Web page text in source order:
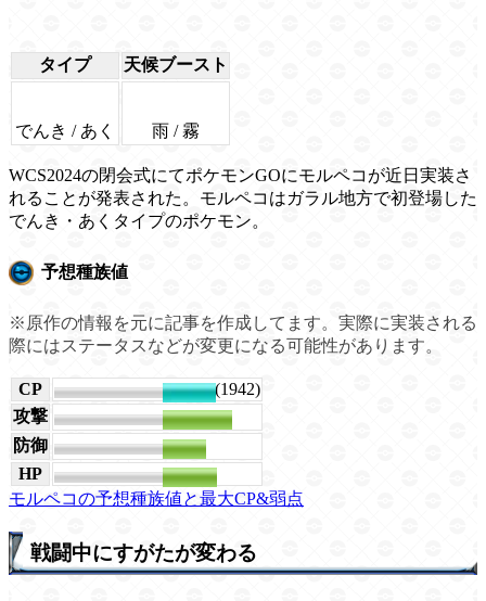
タイプ 天候ブースト
でんき / あく 雨 / 霧
WCS2024の閉会式にてポケモンGOにモルペコが近日実装さ
れることが発表された。モルペコはガラル地方で初登場した
でんき・あくタイプのポケモン。
予想種族値
※原作の情報を元に記事を作成してます。実際に実装される
際にはステータスなどが変更になる可能性があります。
CP
2196(1942)
攻撃
192
防御
121
HP
151
モルペコの予想種族値と最大CP&弱点
戦闘中にすがたが変わる